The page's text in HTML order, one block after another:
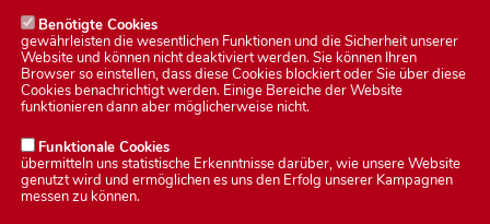
Datenschutzerklärung
Impressum
Benötigte Cookies
gewährleisten die wesentlichen Funktionen und die Sicherheit unserer
Website und können nicht deaktiviert werden. Sie können Ihren
Browser so einstellen, dass diese Cookies blockiert oder Sie über diese
Cookies benachrichtigt werden. Einige Bereiche der Website
funktionieren dann aber möglicherweise nicht.
Funktionale Cookies
übermitteln uns statistische Erkenntnisse darüber, wie unsere Website
genutzt wird und ermöglichen es uns den Erfolg unserer Kampagnen
messen zu können.